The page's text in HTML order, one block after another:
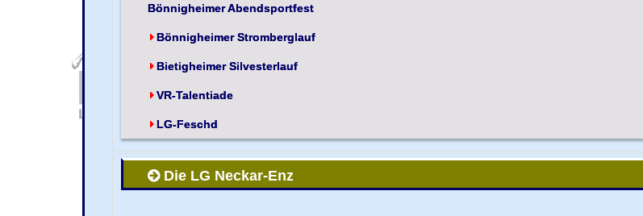
Bönnigheimer Abendsportfest
Bönnigheimer Stromberglauf
Bietigheimer Silvesterlauf
VR-Talentiade
LG-Feschd
Die LG Neckar-Enz